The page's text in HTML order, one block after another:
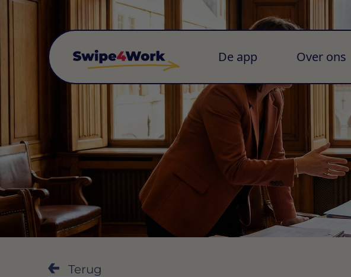
De app Over ons
Terug